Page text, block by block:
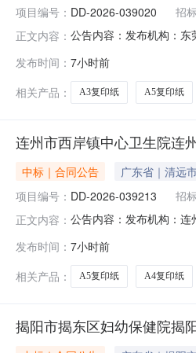
项目编号： DD-2026-039020 招
正文内容： 公告内容：发布机构：
15876960460供应商(乙
发布时间： 7小时前
相关产品：
A3复印纸 A5复印纸
连州市西岸镇中心卫生院连
中标｜合同公告 广东省｜清远
项目编号： DD-2026-039213 招
正文内容： 公告内容：发布机构：
系方式：0763-3178522
发布时间： 7小时前
相关产品：
A5复印纸 A4复印纸
揭阳市揭东区妇幼保健院揭